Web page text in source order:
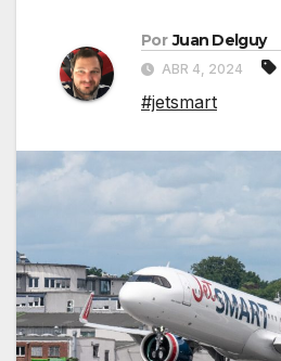
Por Juan Delguy
ABR 4, 2024
#jetsmart